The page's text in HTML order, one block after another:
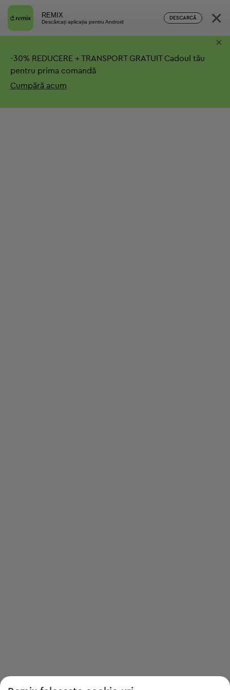
REMIX
Descărcați aplicația pentru Android
DESCARCĂ ×
-30% REDUCERE + TRANSPORT GRATUITCadoul tău
pentru prima comandă
Cumpără acum
×